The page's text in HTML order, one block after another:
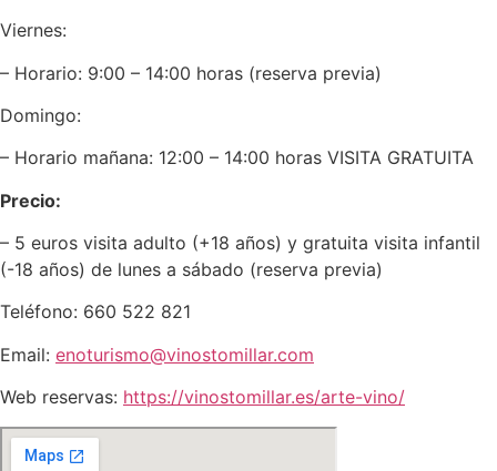
Viernes:
– Horario: 9:00 – 14:00 horas (reserva previa)
Domingo:
– Horario mañana: 12:00 – 14:00 horas VISITA GRATUITA
Precio:
– 5 euros visita adulto (+18 años) y gratuita visita infantil
(-18 años) de lunes a sábado (reserva previa)
Teléfono: 660 522 821
Email: enoturismo@vinostomillar.com
Web reservas: https://vinostomillar.es/arte-vino/